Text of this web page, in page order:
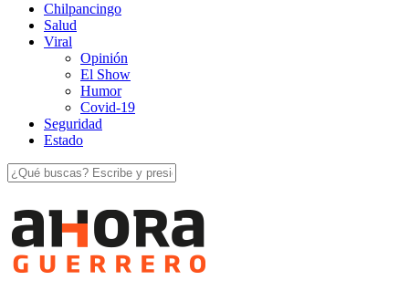
Chilpancingo
Salud
Viral
Opinión
El Show
Humor
Covid-19
Seguridad
Estado